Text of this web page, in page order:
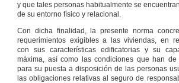
y que tales personas habitualmente se
de su entorno físico y relacional.
Con dicha finalidad, la presente norma
requerimientos exigibles a las viviendas, en
con sus características edificatorias y su
máxima, así como las condiciones que han de
para su puesta a disposición de las personas
las obligaciones relativas al seguro de